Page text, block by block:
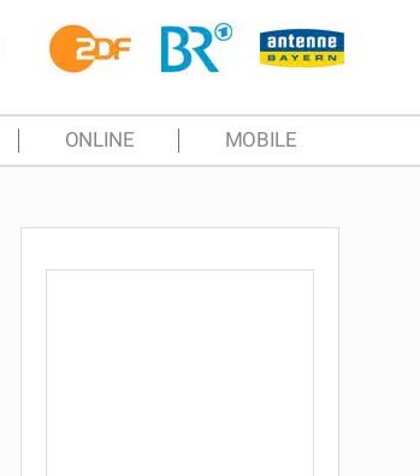
ONLINE MOBILE